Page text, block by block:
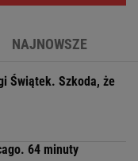
NAJNOWSZE
Świątek. Szkoda, że
64 minuty